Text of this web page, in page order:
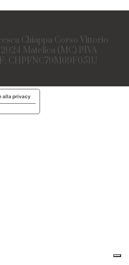
Chiappa Corso Vittorio
Matelica (MC) PIVA
CHPFNC79M69F051U
alla privacy